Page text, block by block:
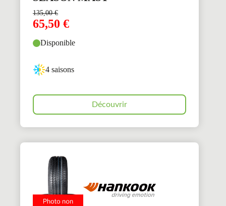
135,00€
65,50 €
Disponible
4 saisons
Découvrir